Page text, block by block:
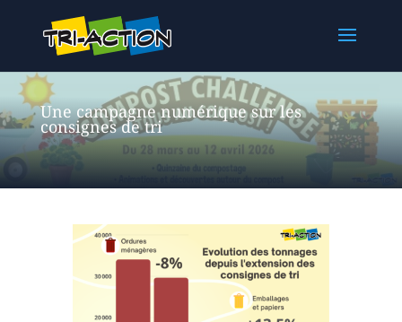
Une campagne numérique sur les
consignes de tri